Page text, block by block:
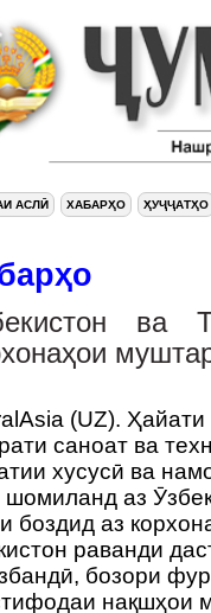
АСЛӢ ХАБАРҲО ҲУҶҶАТҲО
ва
(UZ).
саноат ва
хусусӣ ва
аз
боздид аз
раванди
бозори
нақшҳои